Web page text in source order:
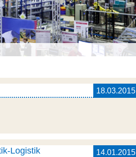
18.03.2015
14.01.2015
Logistik